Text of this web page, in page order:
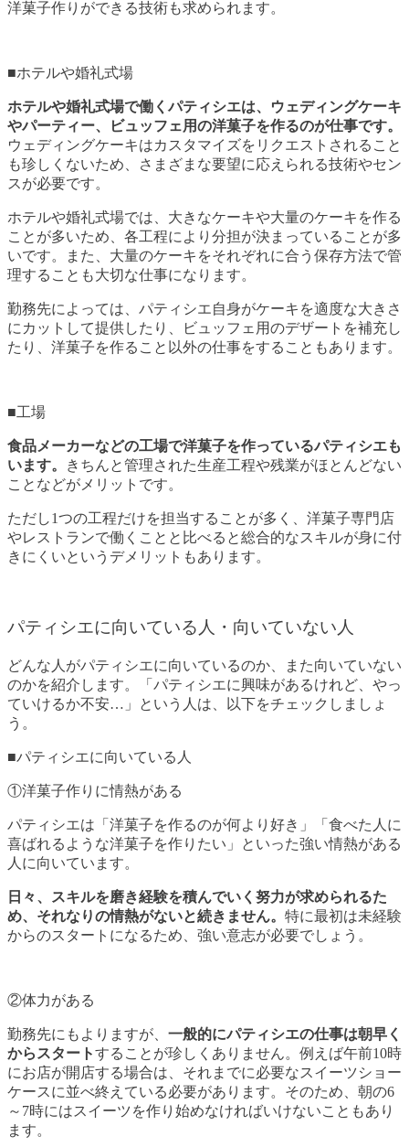
洋菓子作りができる技術も求められます。
■ホテルや婚礼式場
ホテルや婚礼式場で働くパティシエは、ウェディングケーキ
やパーティー、ビュッフェ用の洋菓子を作るのが仕事です。
ウェディングケーキはカスタマイズをリクエストされること
も珍しくないため、さまざまな要望に応えられる技術やセン
スが必要です。
ホテルや婚礼式場では、大きなケーキや大量のケーキを作る
ことが多いため、各工程により分担が決まっていることが多
いです。また、大量のケーキをそれぞれに合う保存方法で管
理することも大切な仕事になります。
勤務先によっては、パティシエ自身がケーキを適度な大きさ
にカットして提供したり、ビュッフェ用のデザートを補充し
たり、洋菓子を作ること以外の仕事をすることもあります。
■工場
食品メーカーなどの工場で洋菓子を作っているパティシエも
います。
きちんと管理された生産工程や残業がほとんどない
ことなどがメリットです。
ただし1つの工程だけを担当することが多く、洋菓子専門店
やレストランで働くことと比べると総合的なスキルが身に付
きにくいというデメリットもあります。
パティシエに向いている人・向いていない人
どんな人がパティシエに向いているのか、また向いていない
のかを紹介します。「パティシエに興味があるけれど、やっ
ていけるか不安…」という人は、以下をチェックしましょ
う。
■パティシエに向いている人
①洋菓子作りに情熱がある
パティシエは「洋菓子を作るのが何より好き」「食べた人に
喜ばれるような洋菓子を作りたい」といった強い情熱がある
人に向いています。
日々、スキルを磨き経験を積んでいく努力が求められるた
め、それなりの情熱がないと続きません。 特に最初は未経験
からのスタートになるため、強い意志が必要でしょう。
②体力がある
勤務先にもよりますが、 一般的にパティシエの仕事は朝早く
からスタートすることが珍しくありません。例えば午前10時
にお店が開店する場合は、それまでに必要なスイーツショー
ケースに並べ終えている必要があります。そのため、朝の6
～7時にはスイーツを作り始めなければいけないこともあり
ます。